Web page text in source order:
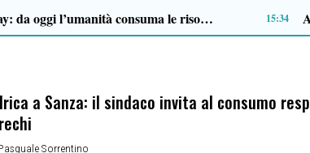
a Sanza: il sindaco invita al consumo
Sorrentino